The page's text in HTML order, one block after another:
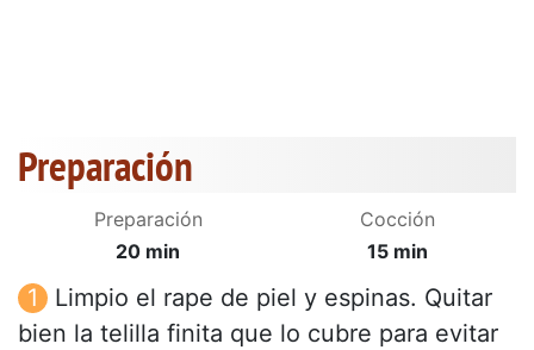
Preparación
Preparación
20 min
Cocción
15 min
Limpio el rape de piel y espinas. Quitar
bien la telilla finita que lo cubre para evitar